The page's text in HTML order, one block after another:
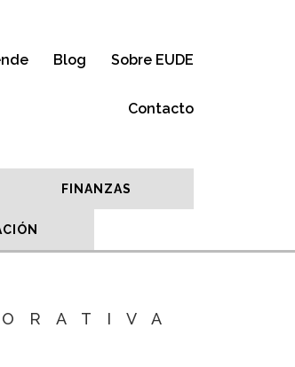
Blog Sobre EUDE
Contacto
FINANZAS